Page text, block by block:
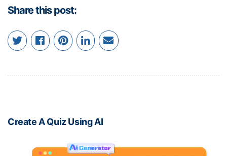
Share this post:
Create A Quiz Using AI